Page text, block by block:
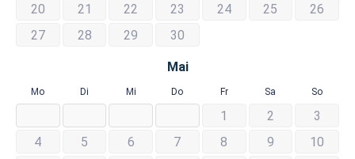
20
21 22 23 24 25
26
27
28 29 30
Mai
Mo Di Mi Do Fr Sa So
1 2
3
4
5 6 7 8 9
10